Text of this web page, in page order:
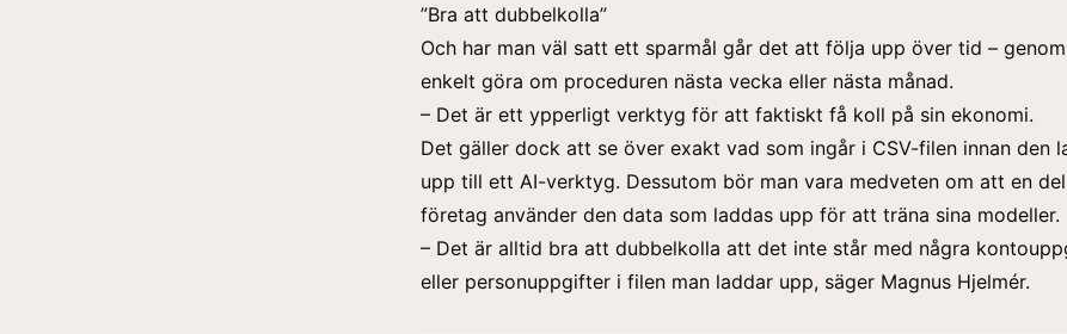
”Bra att dubbelkolla”
Och har man väl satt ett sparmål går det att följa upp över tid –
enkelt göra om proceduren nästa vecka eller nästa månad.
– Det är ett ypperligt verktyg för att faktiskt få koll på sin ekonomi.
Det gäller dock att se över exakt vad som ingår i CSV-filen innan den
upp till ett AI-verktyg. Dessutom bör man vara medveten om att en
företag använder den data som laddas upp för att träna sina modeller.
– Det är alltid bra att dubbelkolla att det inte står med några
eller personuppgifter i filen man laddar upp, säger Magnus Hjelmér.